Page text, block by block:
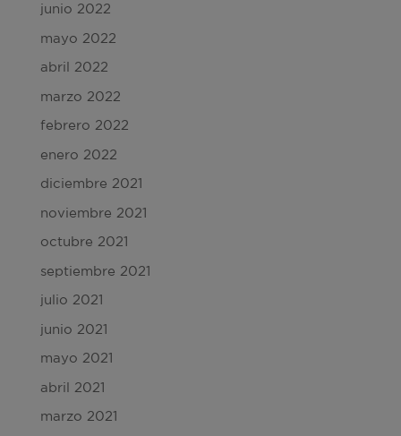
junio 2022
mayo 2022
abril 2022
marzo 2022
febrero 2022
enero 2022
diciembre 2021
noviembre 2021
octubre 2021
septiembre 2021
julio 2021
junio 2021
mayo 2021
abril 2021
marzo 2021